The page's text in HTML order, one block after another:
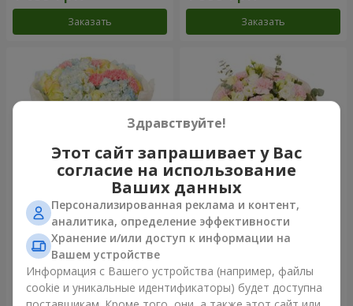
Заказать Заказать
Букет "Небесная лазурь"
5 229 грн
Заказать
Букет "Secret"
Заказать
Здравствуйте!
Этот сайт запрашивает у Вас
согласие на использование
Ваших данных
Персонализированная реклама и контент,
аналитика, определение эффективности
Хранение и/или доступ к информации на
Вашем устройстве
Информация с Вашего устройства (например, файлы
cookie и уникальные идентификаторы) будет доступна